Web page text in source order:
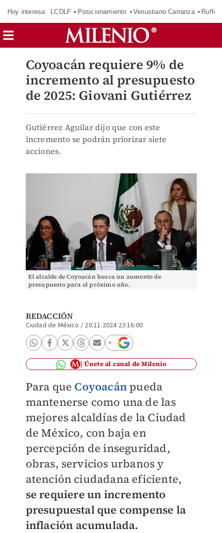
Hoy interesa: LCDLF Posicionamiento Venustiano Carranza Ruffo
Coyoacán requiere 9% de
incremento al presupuesto
de 2025: Giovani Gutiérrez
Gutiérrez Aguilar dijo que con este
incremento se podrán priorizar siete
acciones.
El alcalde de Coyoacán busca un aumento de
presupuesto para el próximo año.
REDACCIÓN
Ciudad de México / 20.11.2024 23:16:00
Únete al canal de Milenio
Para que Coyoacánpueda
mantenerse como una de las
mejores alcaldías de la Ciudad
de México, con baja en
percepción deinseguridad,
obras, servicios urbanos y
atención ciudadana eficiente,
serequiere un incremento
presupuestal que compense la
inflación acumulada.